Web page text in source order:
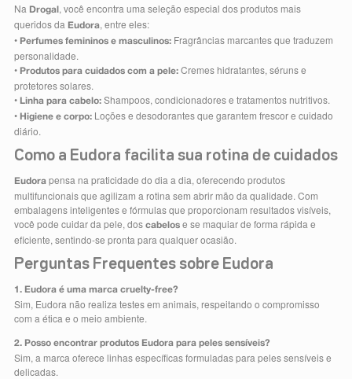
Na Drogal , você encontra uma seleção especial dos produtos mais
queridos da Eudora, entre eles:
• Perfumes femininos e masculinos:Fragrâncias marcantes que traduzem
personalidade.
• Produtos para cuidados com a pele:Cremes hidratantes, séruns e
protetores solares.
• Linha para cabelo:Shampoos, condicionadores e tratamentos nutritivos.
• Higiene e corpo:Loções e desodorantes que garantem frescor e cuidado
diário.
Como a Eudora facilita sua rotina de cuidados
Eudorapensa na praticidade do dia a dia, oferecendo produtos
multifuncionais que agilizam a rotina sem abrir mão da qualidade. Com
embalagens inteligentes e fórmulas que proporcionam resultados visíveis,
você pode cuidar da pele, dos cabelose se maquiar de forma rápida e
eficiente, sentindo-se pronta para qualquer ocasião.
Perguntas Frequentes sobre Eudora
1. Eudora é uma marca cruelty-free?
Sim, Eudora não realiza testes em animais, respeitando o compromisso
com a ética e o meio ambiente.
2. Posso encontrar produtos Eudora para peles sensíveis?
Sim, a marca oferece linhas específicas formuladas para peles sensíveis e
delicadas.